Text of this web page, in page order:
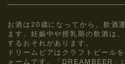
お酒は20歳になってから。飲酒
ます。妊娠中や授乳期の飲酒は
するおそれがあります。
ドリームビアはクラフトビール
ォームです。「DREAMBEER」